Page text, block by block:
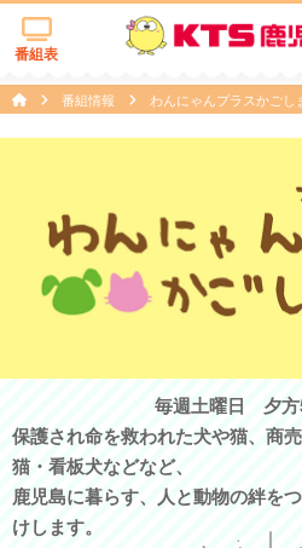
番組表
番組情報 わんにゃんプラスかごし
毎週土曜日 夕方
保護され命を救われた犬や猫、商
猫・看板犬などなど、
鹿児島に暮らす、人と動物の絆を
けします。